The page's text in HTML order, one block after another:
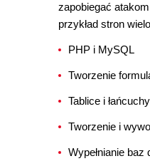
zapobiegać
przykład stron
PHP i MySQL
Tworzenie
Tablice i łańcuchy
Tworzenie i
Wypełnianie baz